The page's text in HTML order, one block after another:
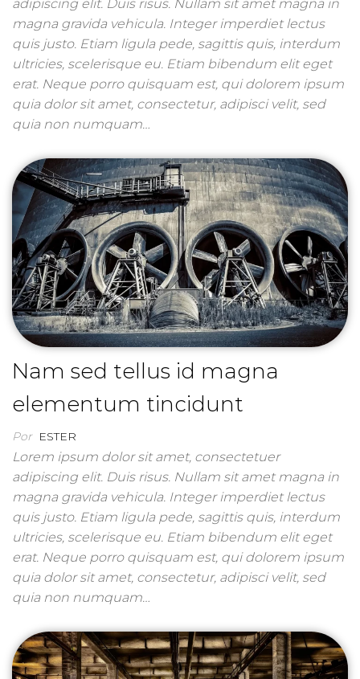
adipiscing elit. Duis risus. Nullam sit amet magna in
magna gravida vehicula. Integer imperdiet lectus
quis justo. Etiam ligula pede, sagittis quis, interdum
ultricies, scelerisque eu. Etiam bibendum elit eget
erat. Neque porro quisquam est, qui dolorem ipsum
quia dolor sit amet, consectetur, adipisci velit, sed
quia non numquam…
Nam sed tellus id magna
elementum tincidunt
Por ESTER
Lorem ipsum dolor sit amet, consectetuer
adipiscing elit. Duis risus. Nullam sit amet magna in
magna gravida vehicula. Integer imperdiet lectus
quis justo. Etiam ligula pede, sagittis quis, interdum
ultricies, scelerisque eu. Etiam bibendum elit eget
erat. Neque porro quisquam est, qui dolorem ipsum
quia dolor sit amet, consectetur, adipisci velit, sed
quia non numquam…